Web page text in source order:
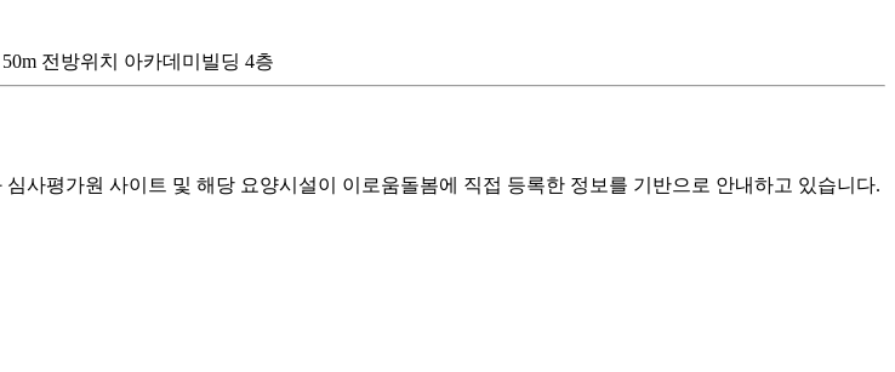
전방위치 아카데미빌딩 4층
사평가원 사이트 및 해당 요양시설이 이로움돌봄에 직접 등록한 정보를 기반으로 안내하고 있습니다.